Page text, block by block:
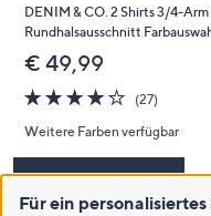
DENIM & CO. 2 Shirts 3/4-Arm
Rundhalsausschnitt
€ 49,99
4.1
von
5
(27)27
Weitere Farben verfügbar
In den Warenkorb
Für ein